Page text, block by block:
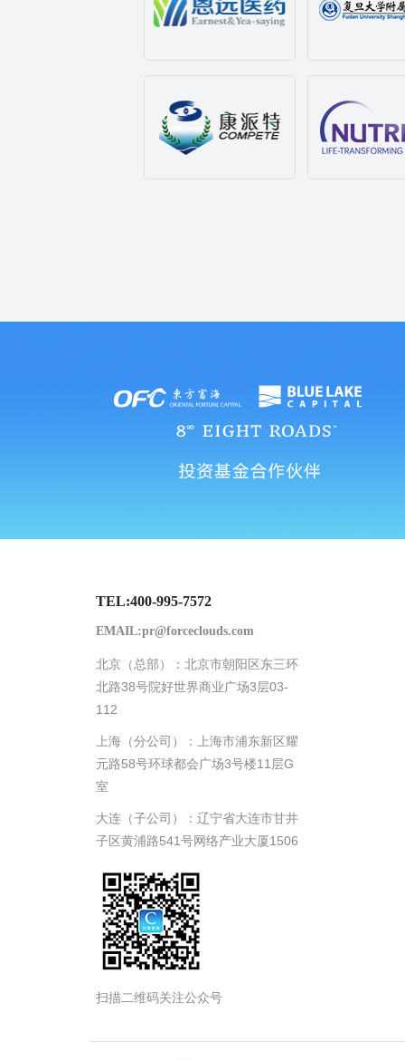
TEL:400-995-7572
EMAIL:pr@forceclouds.com
北京（总部）：北京市朝阳区东三环
北路38号院好世界商业广场3层03-
112
上海（分公司）：上海市浦东新区耀
元路58号环球都会广场3号楼11层G
室
大连（子公司）：辽宁省大连市甘井
子区黄浦路541号网络产业大厦1506
扫描二维码关注公众号